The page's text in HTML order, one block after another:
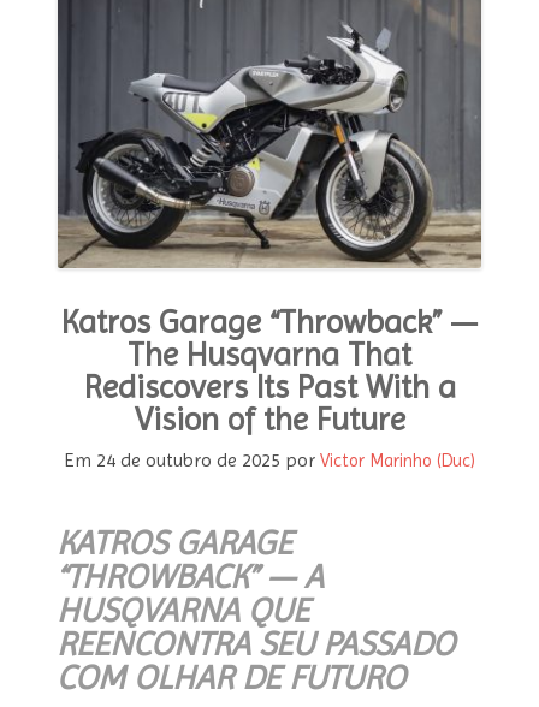
CONTATO
PODCAST
Katros Garage “Throwback” —
The Husqvarna That
Rediscovers Its Past With a
Vision of the Future
Em 24 de outubro de 2025 por Victor Marinho (Duc)
KATROS GARAGE
“THROWBACK” — A
HUSQVARNA QUE
REENCONTRA SEU PASSADO
COM OLHAR DE FUTURO